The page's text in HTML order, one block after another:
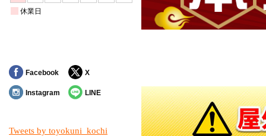
Facebook X
Instagram LINE
Tweets by toyokuni_kochi